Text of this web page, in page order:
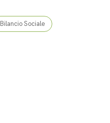
Bilancio Sociale